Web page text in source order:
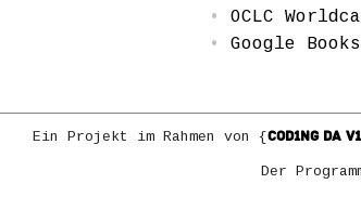
OCLC
Google Books
Ein Projekt im Rahmen von {COD1NG DA
Der